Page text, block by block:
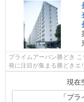
プライムアーバン勝どき こちらの『プライムアーバン勝どき』は、今後の開
発に注目が集まる勝どきエ
道路が広く暮らしやすい街
現在
「プ